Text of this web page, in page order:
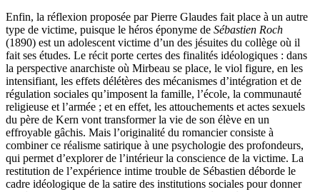
Enfin, la réflexion proposée par Pierre Glaudes fait place à un autre
type de victime, puisque le héros éponyme de Sébastien Roch
(1890) est un adolescent victime d’un des jésuites du collège où il
fait ses études. Le récit porte certes des finalités idéologiques : dans
la perspective anarchiste où Mirbeau se place, le viol figure, en les
intensifiant, les effets délétères des mécanismes d’intégration et de
régulation sociales qu’imposent la famille, l’école, la communauté
religieuse et l’armée ; et en effet, les attouchements et actes sexuels
du père de Kern vont transformer la vie de son élève en un
effroyable gâchis. Mais l’originalité du romancier consiste à
combiner ce réalisme satirique à une psychologie des profondeurs,
qui permet d’explorer de l’intérieur la conscience de la victime. La
restitution de l’expérience intime trouble de Sébastien déborde le
cadre idéologique de la satire des institutions sociales pour donner